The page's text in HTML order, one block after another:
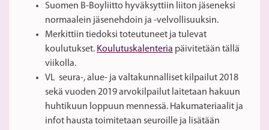
Suomen B-Boyliitto hyväksyttiin liiton jäseneksi
normaalein jäsenehdoin ja -velvollisuuksin.
Merkittiin tiedoksi toteutuneet ja tulevat
koulutukset. Koulutuskalenteria päivitetään tällä
viikolla.
VL seura-, alue- ja valtakunnalliset kilpailut 2018
sekä vuoden 2019 arvokilpailut laitetaan hakuun
huhtikuun loppuun mennessä. Hakumateriaalit ja
infot hausta toimitetaan seuroille ja lisätään